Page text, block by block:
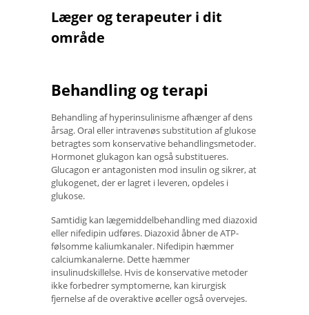
Læger og terapeuter i dit
område
Behandling og terapi
Behandling af hyperinsulinisme afhænger af dens
årsag. Oral eller intravenøs substitution af glukose
betragtes som konservative behandlingsmetoder.
Hormonet glukagon kan også substitueres.
Glucagon er antagonisten mod insulin og sikrer, at
glukogenet, der er lagret i leveren, opdeles i
glukose.
Samtidig kan lægemiddelbehandling med diazoxid
eller nifedipin udføres. Diazoxid åbner de ATP-
følsomme kaliumkanaler. Nifedipin hæmmer
calciumkanalerne. Dette hæmmer
insulinudskillelse. Hvis de konservative metoder
ikke forbedrer symptomerne, kan kirurgisk
fjernelse af de overaktive øceller også overvejes.